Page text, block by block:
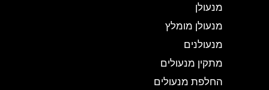
מנעולן
מנעולן מומלץ
מנעולנים
מתקין מנעולים
החלפת מנעולים